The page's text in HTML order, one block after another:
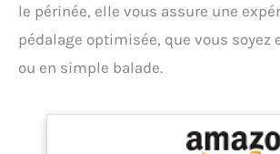
le périnée, elle vous assure une
pédalage optimisée, que vous soyez
ou en simple balade.